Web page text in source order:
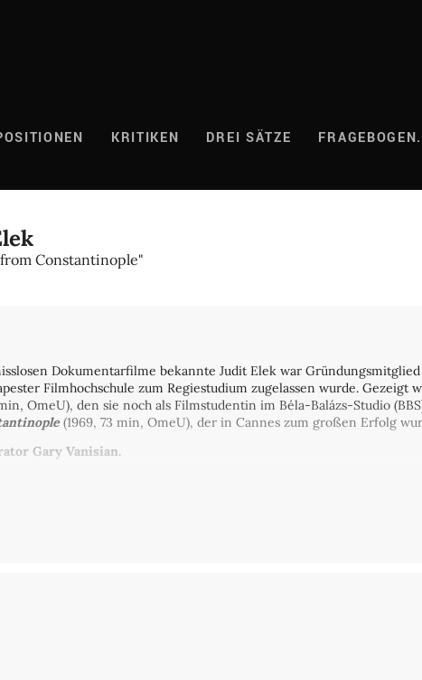
KRITIKEN DREI SÄTZE
Constantinople"
Dokumentarfilme bekannte Judit Elek war Gründungsmitglied
Filmhochschule zum Regiestudium zugelassen wurde. Gezeigt
OmeU), den sie noch als Filmstudentin im Béla-Balázs-Studio
(1969, 73 min, OmeU), der in Cannes zum großen Erfolg
Gary Vanisian.
Kino Krokodil zu sehen.